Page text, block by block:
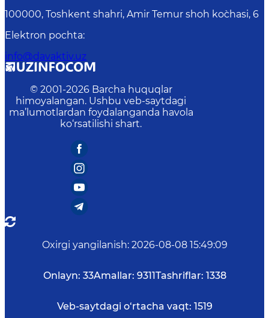
100000, Toshkent shahri, Amir Temur shoh ko`chasi, 6
Elektron pochta:
info@davaktiv.uz
© 2001-2026 Barcha huquqlar
himoyalangan. Ushbu veb-saytdagi
ma’lumotlardan foydalanganda havola
ko‘rsatilishi shart.
Oxirgi yangilanish: 2026-08-08 15:49:09
Onlayn: 33Amallar: 9311Tashriflar: 1338
Veb-saytdagi o‘rtacha vaqt: 1519